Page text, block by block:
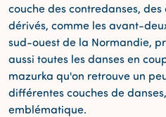
couche des contredanses,
dérivés, comme les avant-
sud-ouest de la Normandie,
aussi toutes les danses en
mazurka qu'on retrouve un
différentes couches de
emblématique.